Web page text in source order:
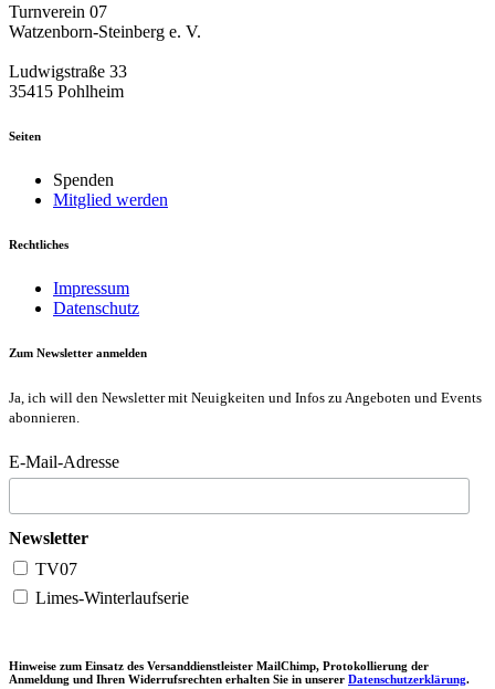
Turnverein 07
Watzenborn-Steinberg e. V.
Ludwigstraße 33
35415 Pohlheim
Seiten
Spenden
Mitglied werden
Rechtliches
Impressum
Datenschutz
Zum Newsletter anmelden
Ja, ich will den Newsletter mit Neuigkeiten und Infos zu Angeboten und Events
abonnieren.
E-Mail-Adresse
Newsletter
TV07
Limes-Winterlaufserie
Hinweise zum Einsatz des Versanddienstleister MailChimp, Protokollierung der
Anmeldung und Ihren Widerrufsrechten erhalten Sie in unserer Datenschutzerklärung.